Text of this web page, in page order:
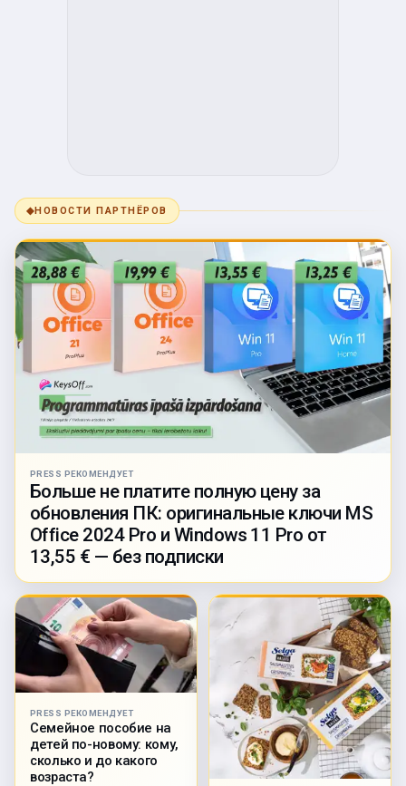
◆НОВОСТИ ПАРТНЁРОВ
PRESS РЕКОМЕНДУЕТ
Больше не платите полную цену за
обновления ПК: оригинальные ключи MS
Office 2024 Pro и Windows 11 Pro от
13,55 € — без подписки
PRESS РЕКОМЕНДУЕТ
Семейное пособие на
детей по-новому: кому,
сколько и до какого
возраста?